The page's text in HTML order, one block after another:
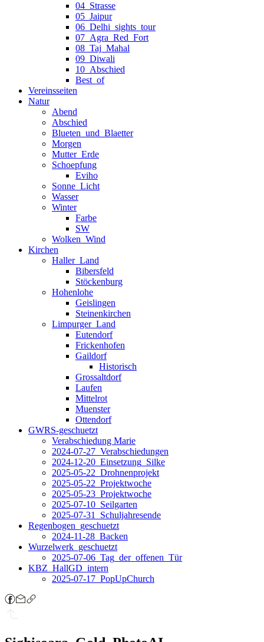
04_Strasse
05_Jaipur
06_Delhi_sights_tour
07_Agra_Red_Fort
08_Taj_Mahal
09_Diwali
10_Abschied
Best_of
Vereinsseiten
Natur
Abend
Abschied
Blueten_und_Blaetter
Morgen
Mutter_Erde
Schoepfung
Eviho
Sonne_Licht
Wasser
Winter
Farbe
SW
Wolken_Wind
Kirchen
Haller_Land
Bibersfeld
Stöckenburg
Hohenlohe
Geislingen
Steinenkirchen
Limpurger_Land
Eutendorf
Frickenhofen
Gaildorf
Historisch
Grossaltdorf
Laufen
Mittelrot
Muenster
Ottendorf
GWRS-geschuetzt
Verabschiedung Marie
2024-07-27_Verabschiedungen
2024-12-20_Einsetzung_Silke
2025-05-22_Drohnenprojekt
2025-05-22_Projektwoche
2025-05-23_Projektwoche
2025-07-10_Seilgarten
2025-07-31_Schuljahresende
Regenbogen_geschuetzt
2024-11-28_Backen
Wurzelwerk_geschuetzt
2025-07-06_Tag_der_offenen_Tür
KBZ_HallGD_intern
2025-07-17_PopUpChurch